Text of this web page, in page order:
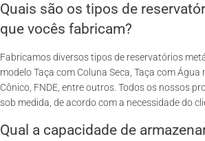
Quais são os tipos de
que vocês fabricam?
Fabricamos diversos tipos de reservatórios
modelo Taça com Coluna Seca, Taça com Água
Cônico, FNDE, entre outros. Todos os nossos
sob medida, de acordo com a necessidade do
Qual a capacidade de